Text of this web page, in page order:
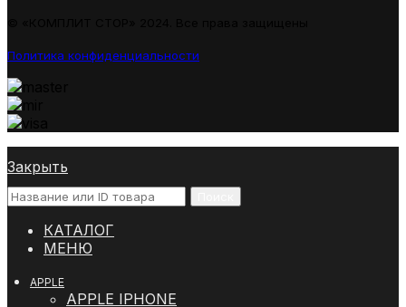
Политика конфиденциальности
Закрыть
КАТАЛОГ
МЕНЮ
APPLE
APPLE IPHONE